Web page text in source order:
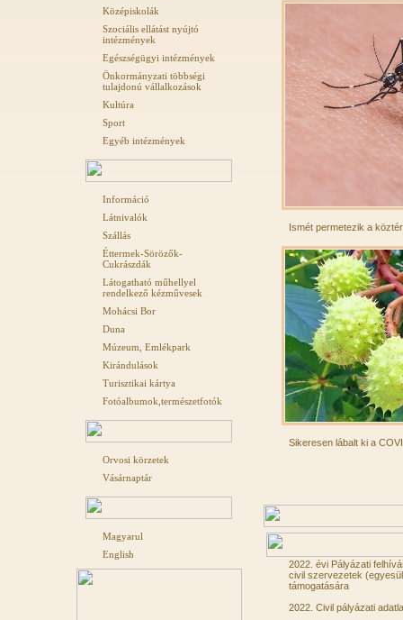
Középiskolák
Szociális ellátást nyújtó
intézmények
Egészségügyi intézmények
Önkormányzati többségi
tulajdonú vállalkozások
Kultúra
Sport
Egyéb intézmények
Információ
Látnivalók
Szállás
Éttermek-Sörözők-
Cukrászdák
Látogatható műhellyel
rendelkező kézművesek
Mohácsi Bor
Duna
Múzeum, Emlékpark
Kirándulások
Turisztikai kártya
Fotóalbumok,természetfotók
Orvosi körzetek
Vásárnaptár
Magyarul
English
Ismét permetezik a
Sikeresen lábalt ki a
2022. évi Pályázati
civil szervezetek
támogatására
2022. Civil pályázati